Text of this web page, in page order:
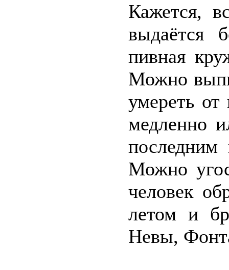
Кажется,
выдаётся
пивная
Можно
умереть от
медленно
последним
Можно
человек
летом и
Невы,